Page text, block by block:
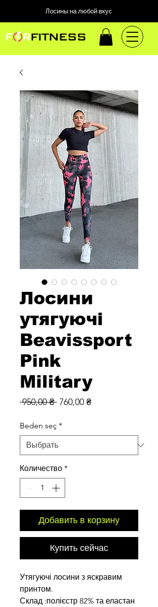
Лосины на любой вкус
Лосини
утягуючі
Beavissport
Pink
Military
950,00 ₴ Обычная
760,00 ₴Спеццена
Beden seç *
Количество *
Добавить в корзину
Купить сейчас
Утягуючі лосини з яскравим
принтом.
Склад :полієстр 82% та еластан